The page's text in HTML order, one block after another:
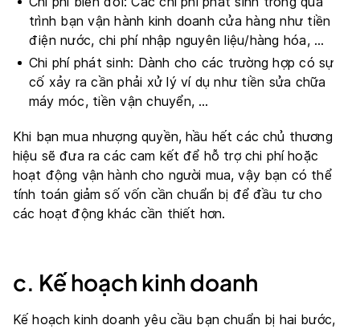
trình bạn vận hành kinh doanh cửa hàng như tiền
điện nước, chi phí nhập nguyên liệu/hàng hóa, …
Chi phí phát sinh: Dành cho các trường hợp có sự
cố xảy ra cần phải xử lý ví dụ như tiền sửa chữa
máy móc, tiền vận chuyển, …
Khi bạn mua nhượng quyền, hầu hết các chủ thương
hiệu sẽ đưa ra các cam kết để hỗ trợ chi phí hoặc
hoạt động vận hành cho người mua, vậy bạn có thể
tính toán giảm số vốn cần chuẩn bị để đầu tư cho
các hoạt động khác cần thiết hơn.
c. Kế hoạch kinh doanh
Kế hoạch kinh doanh yêu cầu bạn chuẩn bị hai bước,